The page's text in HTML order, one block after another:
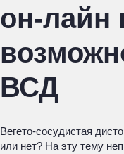
он-лайн
ВСД
Вегето-сосудистая
или нет? На эту тему